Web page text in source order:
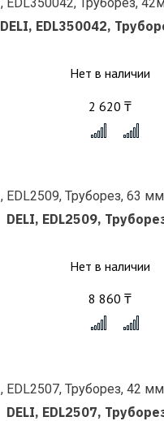
DELI, EDL350042,
Нет в наличии
2 620 ₸
DELI, EDL2509,
Нет в наличии
8 860 ₸
DELI, EDL2507,